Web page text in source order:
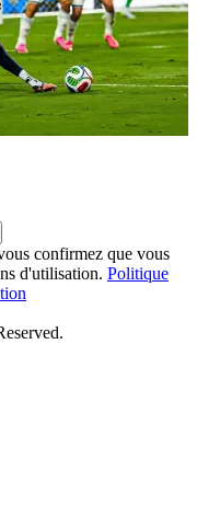
confirmez que vous
d'utilisation. Politique